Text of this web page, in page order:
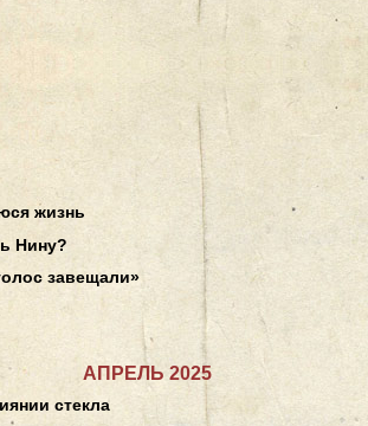
жизнь
Нину?
завещали»
АПРЕЛЬ 2025
стекла